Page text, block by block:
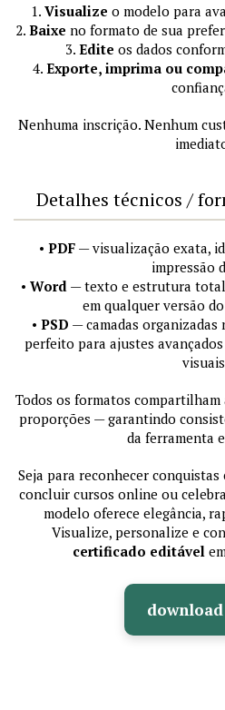
1. Visualize o modelo para
2. Baixe no formato de sua
3. Edite os dados
4. Exporte, imprima ou
Nenhuma inscrição. Nenhum
Detalhes técnicos /
• PDF— visualização exata,
impressão
• Word — texto e estrutura
em qualquer versão
• PSD — camadas organizadas
perfeito para ajustes
visuais
Todos os formatos
proporções — garantindo
da ferramenta
Seja para reconhecer
concluir cursos online ou
modelo oferece elegância,
Visualize, personalize e
certificado editável